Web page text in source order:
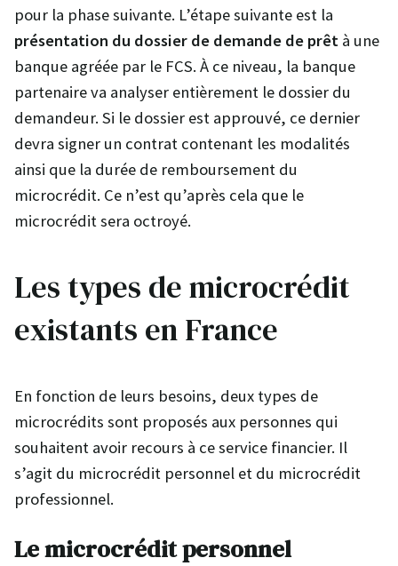
pour la phase suivante. L’étape suivante est la
présentation du dossier de demande de prêt à une
banque agréée par le FCS. À ce niveau, la banque
partenaire va analyser entièrement le dossier du
demandeur. Si le dossier est approuvé, ce dernier
devra signer un contrat contenant les modalités
ainsi que la durée de remboursement du
microcrédit. Ce n’est qu’après cela que le
microcrédit sera octroyé.
Les types de microcrédit
existants en France
En fonction de leurs besoins, deux types de
microcrédits sont proposés aux personnes qui
souhaitent avoir recours à ce service financier. Il
s’agit du microcrédit personnel et du microcrédit
professionnel.
Le microcrédit personnel